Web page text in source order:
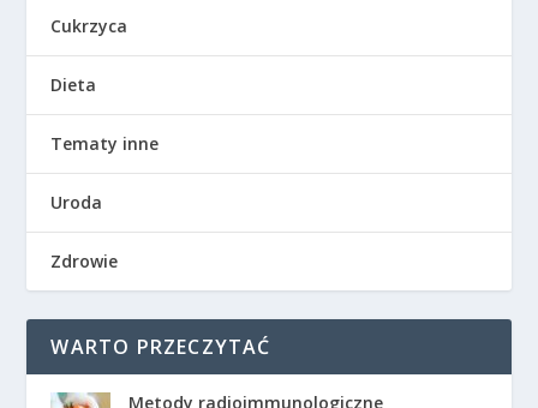
Cukrzyca
Dieta
Tematy inne
Uroda
Zdrowie
WARTO PRZECZYTAĆ
Metody radioimmunologiczne